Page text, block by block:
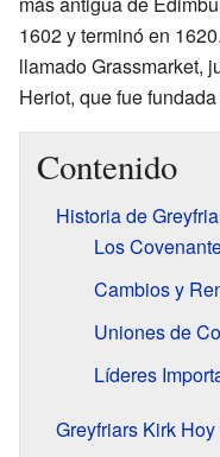
1602 y terminó en
llamado Grassmarket,
Heriot, que fue
Contenido
Historia de
Los
Cambios y
Uniones de
Líderes
Greyfriars Kirk